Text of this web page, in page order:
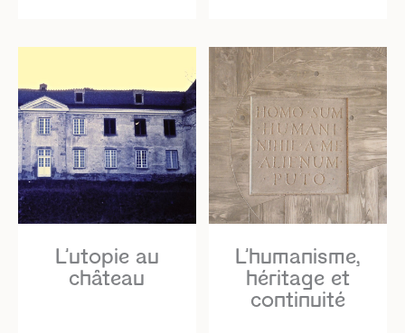
L’utopie au
château
L’humanisme,
héritage et
continuité